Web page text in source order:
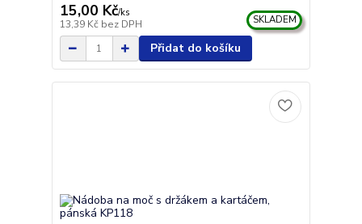
15,00 Kč/ks
13,39 Kč bez DPH SKLADEM
Přidat do košíku